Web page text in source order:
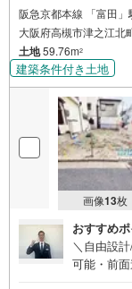
阪急京都本線 「富田
大阪府高槻市津之江北
土地59.76m2
建築条件付き土地
画像13枚
おすすめ
＼自由設
可能・前